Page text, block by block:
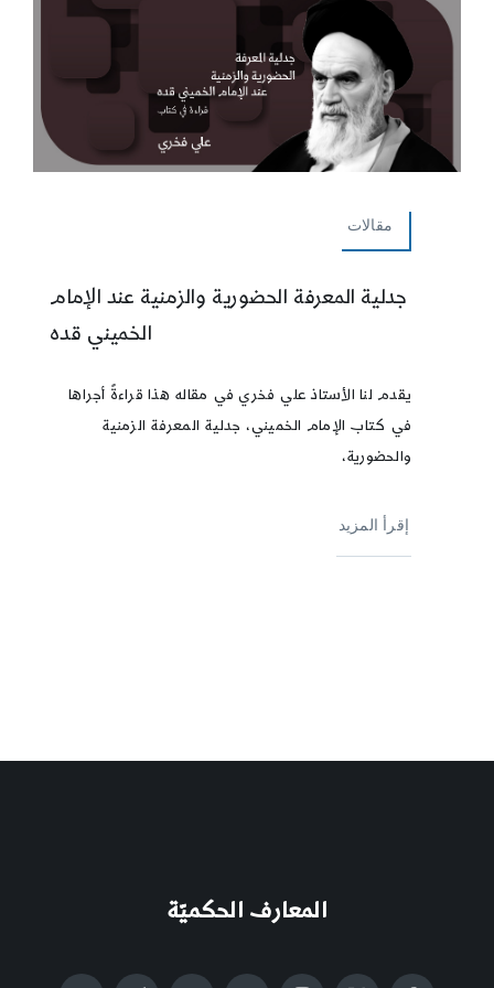
مقالات
جدلية المعرفة الحضورية والزمنية عند الإمام
الخميني قده
يقدم لنا الأستاذ علي فخري في مقاله هذا قراءةً أجراها
في كتاب الإمام الخميني، جدلية المعرفة الزمنية
والحضورية،
إقرأ المزيد
المعارف الحكميّة